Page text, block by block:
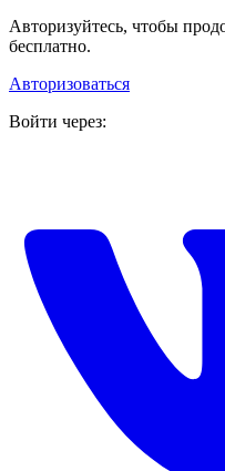
Авторизуйтесь, чтобы
бесплатно.
Авторизоваться
Войти через: